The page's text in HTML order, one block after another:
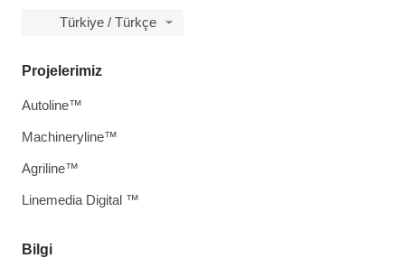
Türkiye / Türkçe
Bilgi
Projelerimiz
Autoline™
Machineryline™
Agriline™
Linemedia Digital ™